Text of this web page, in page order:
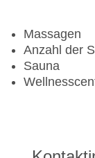
Massagen
Anzahl der
Sauna